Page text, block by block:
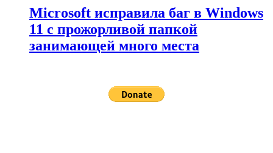
Microsoft исправила баг в Windows
11 с прожорливой папкой
занимающей много места